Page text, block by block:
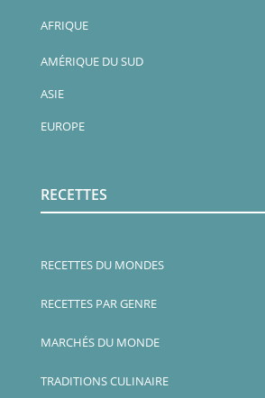
AFRIQUE
AMÉRIQUE DU SUD
ASIE
EUROPE
RECETTES
RECETTES DU MONDES
RECETTES PAR GENRE
MARCHÉS DU MONDE
TRADITIONS CULINAIRE